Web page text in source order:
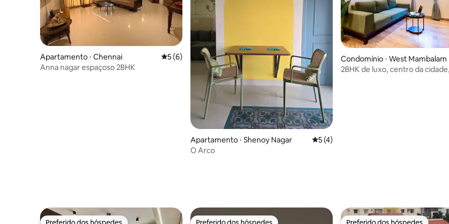
Apartamento ⋅ Chennai 5 de uma avaliação média de 5, 6 avaliações
5 (6)
Anna nagar espaçoso 2BHK
Apartamento ⋅ Shenoy Nagar 5 de uma avaliação média de 5, 4
5 (4)
O Arco
Condomínio ⋅ West Mambalam
2BHK de luxo, centro da